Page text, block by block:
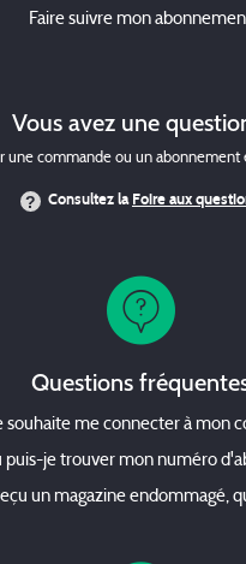
Faire suivre mon
Vous avez une
une commande ou un abonnement
Consultez laFoire aux
Questions
souhaite me connecter à mon
puis-je trouver mon numéro
reçu un magazine endommagé,